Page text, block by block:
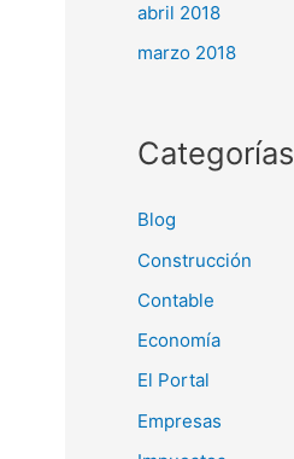
abril 2018
marzo 2018
Categorías
Blog
Construcción
Contable
Economía
El Portal
Empresas